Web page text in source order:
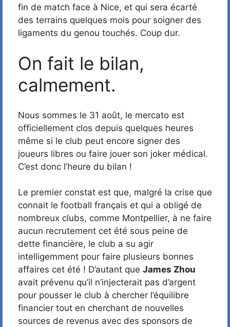
fin de match face à Nice, et qui sera écarté
des terrains quelques mois pour soigner des
ligaments du genou touchés. Coup dur.
On fait le bilan,
calmement.
Nous sommes le 31 août, le mercato est
officiellement clos depuis quelques heures
même si le club peut encore signer des
joueurs libres ou faire jouer son joker médical.
C’est donc l’heure du bilan !
Le premier constat est que, malgré la crise que
connait le football français et qui a obligé de
nombreux clubs, comme Montpellier, à ne faire
aucun recrutement cet été sous peine de
dette financière, le club a su agir
intelligemment pour faire plusieurs bonnes
affaires cet été ! D’autant que James Zhou
avait prévenu qu’il n’injecterait pas d’argent
pour pousser le club à chercher l’équilibre
financier tout en cherchant de nouvelles
sources de revenus avec des sponsors de